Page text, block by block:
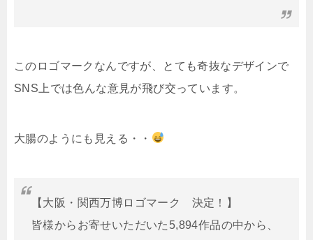
このロゴマークなんですが、とても奇抜なデザインで
SNS上では色んな意見が飛び交っています。
大腸のようにも見える・・
【大阪・関西万博ロゴマーク 決定！】
皆様からお寄せいただいた5,894作品の中から、